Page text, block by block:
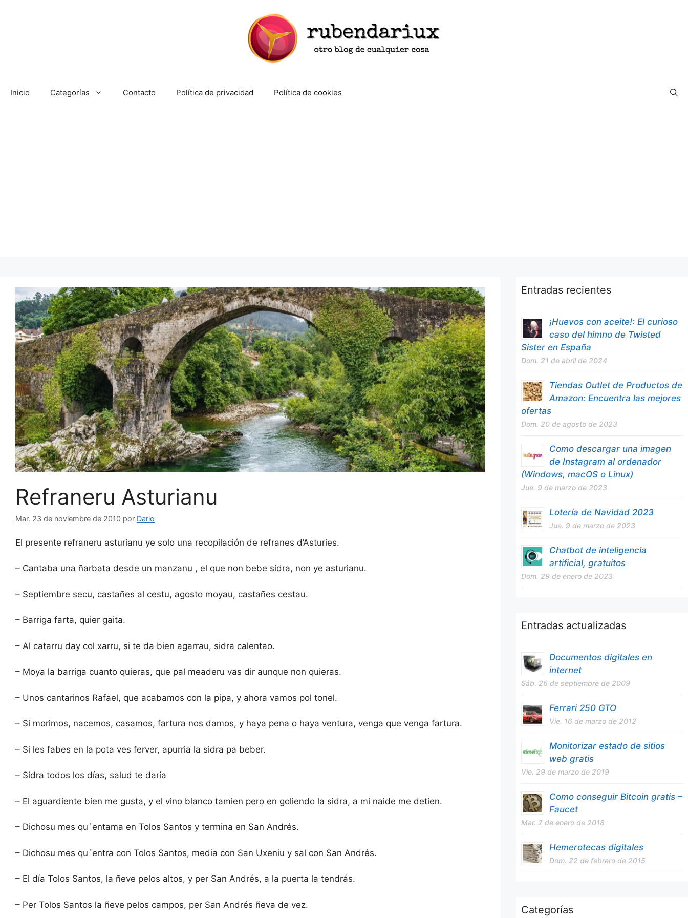
Inicio Categorías Contacto Política de privacidad Política de cookies
Refraneru Asturianu
Mar. 23 de noviembre de 2010 por Dario
El presente refraneru asturianu ye solo una recopilación de refranes d’Asturies.
– Cantaba una ñarbata desde un manzanu , el que non bebe sidra, non ye asturianu.
– Septiembre secu, castañes al cestu, agosto moyau, castañes cestau.
– Barriga farta, quier gaita.
– Al catarru day col xarru, si te da bien agarrau, sidra calentao.
– Moya la barriga cuanto quieras, que pal meaderu vas dir aunque non quieras.
– Unos cantarinos Rafael, que acabamos con la pipa, y ahora vamos pol tonel.
– Si morimos, nacemos, casamos, fartura nos damos, y haya pena o haya ventura, venga que venga fartura.
– Si les fabes en la pota ves ferver, apurria la sidra pa beber.
– Sidra todos los días, salud te daría
– El aguardiente bien me gusta, y el vino blanco tamien pero en goliendo la sidra, a mi naide me detien.
– Dichosu mes qu´entama en Tolos Santos y termina en San Andrés.
– Dichosu mes qu´entra con Tolos Santos, media con San Uxeniu y sal con San Andrés.
– El día Tolos Santos, la ñeve pelos altos, y per San Andrés, a la puerta la tendrás.
– Per Tolos Santos la ñeve pelos campos, per San Andrés ñeva de vez.
Entradas recientes
¡Huevos con aceite!: El curioso
caso del himno de Twisted
Sister en España
Dom. 21 de abril de 2024
Tiendas Outlet de Productos de
Amazon: Encuentra las mejores
ofertas
Dom. 20 de agosto de 2023
Como descargar una imagen
de Instagram al ordenador
(Windows, macOS o Linux)
Jue. 9 de marzo de 2023
Lotería de Navidad 2023
Jue. 9 de marzo de 2023
Chatbot de inteligencia
artificial, gratuitos
Dom. 29 de enero de 2023
Entradas actualizadas
Documentos digitales en
internet
Sáb. 26 de septiembre de 2009
Ferrari 250 GTO
Vie. 16 de marzo de 2012
Monitorizar estado de sitios
web gratis
Vie. 29 de marzo de 2019
Como conseguir Bitcoin gratis –
Faucet
Mar. 2 de enero de 2018
Hemerotecas digitales
Dom. 22 de febrero de 2015
Categorías